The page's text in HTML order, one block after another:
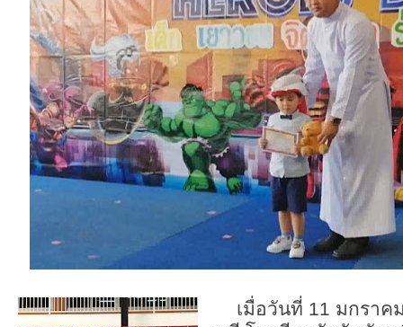
เมื่อวันที่ 11 มกราคม